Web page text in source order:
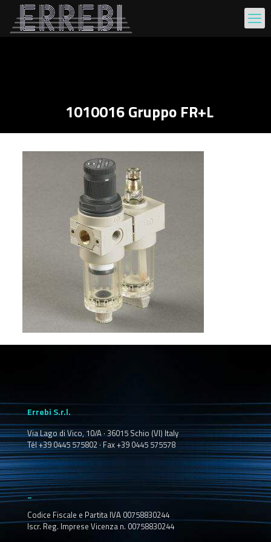
1010016 Gruppo FR+L
Errebi S.r.l.
Via Lago di Vico, 10/A · 36015 Schio (VI) Italy
Tél +39 0445 575802 · Fax +39 0445 575578
_
Codice Fiscale e Partita IVA 00758830244
Iscr. Reg. Imprese Vicenza n. 00758830244